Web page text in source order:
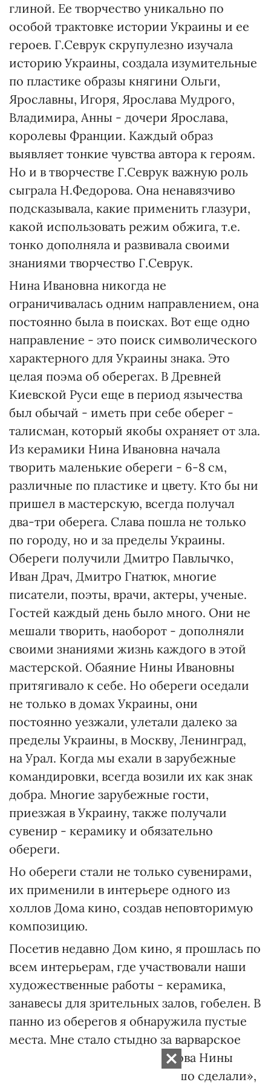
глиной. Ее творчество уникально по
особой трактовке истории Украины и ее
героев. Г.Севрук скрупулезно изучала
историю Украины, создала изумительные
по пластике образы княгини Ольги,
Ярославны, Игоря, Ярослава Мудрого,
Владимира, Анны - дочери Ярослава,
королевы Франции. Каждый образ
выявляет тонкие чувства автора к героям.
Но и в творчестве Г.Севрук важную роль
сыграла Н.Федорова. Она ненавязчиво
подсказывала, какие применить глазури,
какой использовать режим обжига, т.е.
тонко дополняла и развивала своими
знаниями творчество Г.Севрук.
Нина Ивановна никогда не
ограничивалась одним направлением, она
постоянно была в поисках. Вот еще одно
направление - это поиск символического
характерного для Украины знака. Это
целая поэма об оберегах. В Древней
Киевской Руси еще в период язычества
был обычай - иметь при себе оберег -
талисман, который якобы охраняет от зла.
Из керамики Нина Ивановна начала
творить маленькие обереги - 6-8 см,
различные по пластике и цвету. Кто бы ни
пришел в мастерскую, всегда получал
два-три оберега. Слава пошла не только
по городу, но и за пределы Украины.
Обереги получили Дмитро Павлычко,
Иван Драч, Дмитро Гнатюк, многие
писатели, поэты, врачи, актеры, ученые.
Гостей каждый день было много. Они не
мешали творить, наоборот - дополняли
своими знаниями жизнь каждого в этой
мастерской. Обаяние Нины Ивановны
притягивало к себе. Но обереги оседали
не только в домах Украины, они
постоянно уезжали, улетали далеко за
пределы Украины, в Москву, Ленинград,
на Урал. Когда мы ехали в зарубежные
командировки, всегда возили их как знак
добра. Многие зарубежные гости,
приезжая в Украину, также получали
сувенир - керамику и обязательно
обереги.
Но обереги стали не только сувенирами,
их применили в интерьере одного из
холлов Дома кино, создав неповторимую
композицию.
Посетив недавно Дом кино, я прошлась по
всем интерьерам, где участвовали наши
художественные работы - керамика,
занавесы для зрительных залов, гобелен. В
панно из оберегов я обнаружила пустые
места. Мне стало стыдно за варварское
отношение, но, вспомнив слова Нины
Ивановны: «Значит, мы хорошо сделали»,